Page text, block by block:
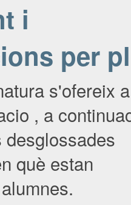
i
per
s'ofereix a
, a
desglossades
què estan